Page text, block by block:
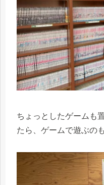
ちょっとしたゲームも
たら、ゲームで遊ぶの